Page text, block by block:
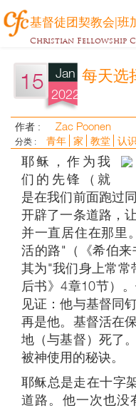
基督徒团契教会|班
Christian Fellowship
15
Jan
2022
每天选
作者 : Zac Poonen
分类 : 青年 家 教堂 认
耶稣，作为我
们的先锋（就
是在我们前面跑过
开辟了一条道路，
并一直居住在那里
活的路"（《希伯
其为"我们身上常常
后书》4章10节）
见证：他与基督同
再是他。基督活在
地（与基督）死了
被神使用的秘诀。
耶稣总是走在十字
道路。他一次也没